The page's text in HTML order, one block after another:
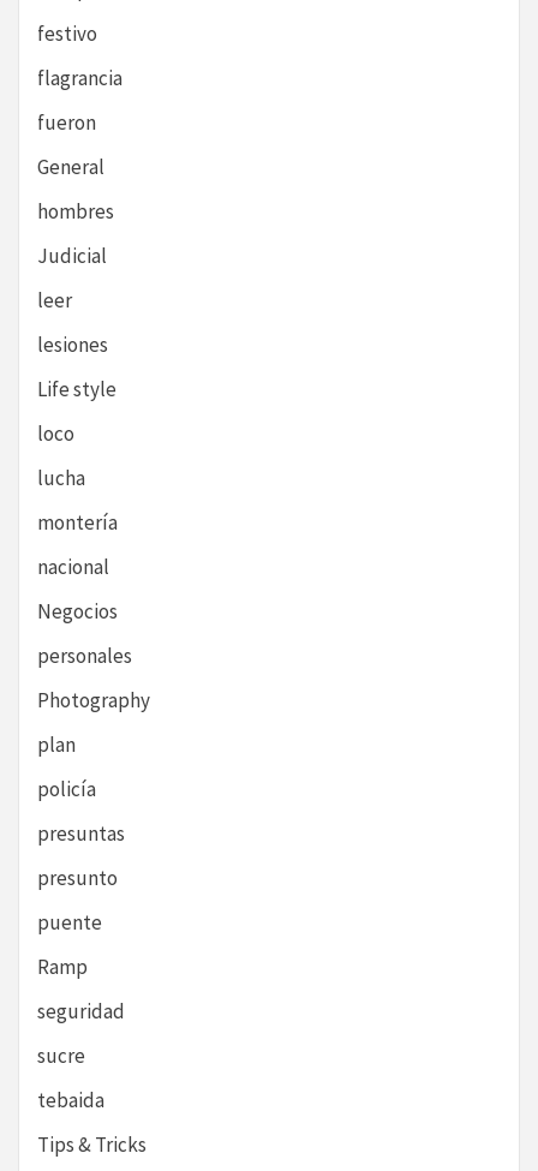
festivo
flagrancia
fueron
General
hombres
Judicial
leer
lesiones
Life style
loco
lucha
montería
nacional
Negocios
personales
Photography
plan
policía
presuntas
presunto
puente
Ramp
seguridad
sucre
tebaida
Tips & Tricks